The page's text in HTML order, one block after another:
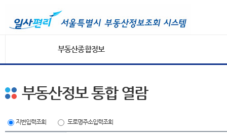
부동산종합정보
부동산정보 통합 열람
지번입력조회 도로명주소입력조회